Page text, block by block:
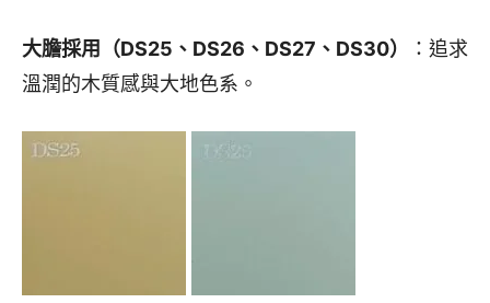
大膽採用（DS25、DS26、DS27、DS30）
：追求
溫潤的木質感與大地色系。